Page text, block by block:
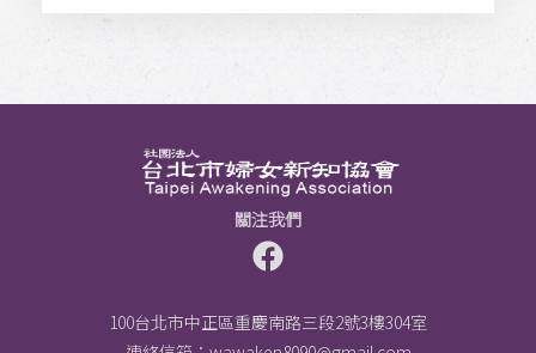
關注我們
100台北市中正區重慶南路三段2號3樓304室